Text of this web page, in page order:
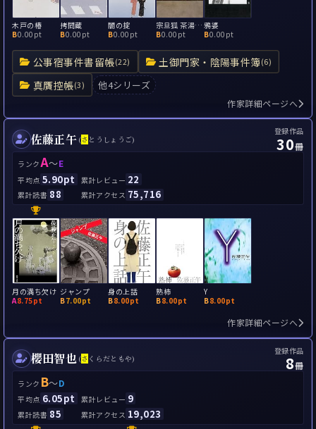
公事宿事件書留帳(22) 土御門家・陰陽事件簿(6)
真贋控帳(3) 他4シリーズ
木戸の椿
B0.00pt
拷問蔵
B0.00pt
闇の掟
B0.00pt
宗旦狐 茶湯にかかわる十二の短編
B0.00pt
鴉婆
B0.00pt
作家詳細ページへ
佐藤正午 (さ とうしょうご)
登録作品
30冊
ランクA～E
平均点 5.90pt 累計レビュー 22
累計読書 88 累計アクセス 75,716
月の満ち欠け
A8.75pt
ジャンプ
B7.00pt
身の上話
B8.00pt
熟柿
B8.00pt
Y
B8.00pt
作家詳細ページへ
櫻田智也 (さ くらだともや)
登録作品
8冊
ランク B～D
平均点 6.05pt 累計レビュー 9
累計読書 85 累計アクセス 19,023